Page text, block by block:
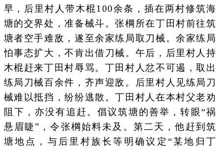
早，后里村人带木棍100余条，插在两村修筑海
塘的交界处，准备械斗。张棡所在丁田村前往筑
塘者空手难敌，遂至余家练局取刀械。余家练局
怕事态扩大，不肯出借刀械。午后，后里村人持
木棍赶来丁田村辱骂。丁田村人忿不可遏，取出
练局刀械百余件，齐声迎敌。后里村人见练局刀
械难以抵挡，纷纷逃散。丁田村人在本村父老劝
阻下，亦没有追赶。倡议筑塘的善举，转眼“祸
悬眉睫”，令张棡始料未及。第二天，他赶到筑
塘地点，与后里村族长等明确议定“某地归丁